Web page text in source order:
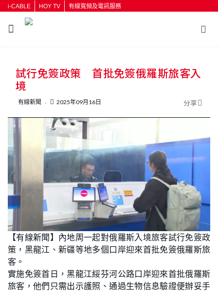
i-CABLE HOY TV 有線寬頻及電訊服務
按輸入鍵開始搜尋
試行免簽政策 首批免簽俄羅斯旅客入
境
有線新聞 2025年09月16日 分享
【有線新聞】內地周一起對俄羅斯入境旅客試行免簽政
策，黑龍江、新疆等地多個口岸迎來首批免簽俄羅斯旅
客。
實施免簽首日，黑龍江綏芬河公路口岸迎來首批俄羅斯
旅客，他們只需出示護照、通過生物信息驗證便辦妥手